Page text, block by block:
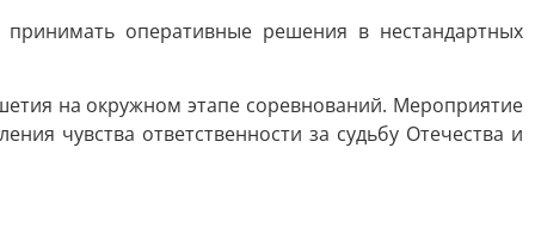
оперативные решения в нестандартных
на окружном этапе соревнований. Мероприятие
чувства ответственности за судьбу Отечества и